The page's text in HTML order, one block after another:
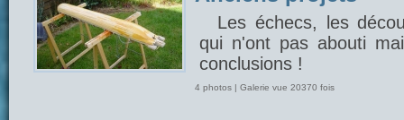
Les échecs, les
qui n'ont pas abouti
conclusions !
4 photos | Galerie vue 20370 fois